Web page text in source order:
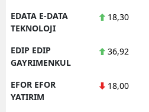
EDATA E-DATA
TEKNOLOJI
18,30
EDIP EDIP
GAYRIMENKUL
36,92
EFOR EFOR
YATIRIM
18,00